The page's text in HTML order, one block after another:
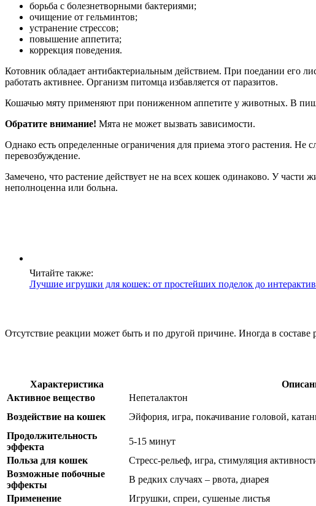
борьба с болезнетворными бактериями;
очищение от гельминтов;
устранение стрессов;
повышение аппетита;
коррекция поведения.
Котовник обладает антибактериальным действием. При поедании его
работать активнее. Организм питомца избавляется от паразитов.
Кошачью мяту применяют при пониженном аппетите у животных. В пищу
Обратите внимание! Мята не может вызвать зависимости.
Однако есть определенные ограничения для приема этого растения.
перевозбуждение.
Замечено, что растение действует не на всех кошек одинаково. У
неполноценна или больна.
Читайте также:
Лучшие игрушки для кошек: от простейших поделок до
Отсутствие реакции может быть и по другой причине. Иногда в составе
Характеристика
Активное вещество
Непеталактон
Воздействие на кошек
Эйфория, игра, покачивание головой,
Продолжительность
эффекта
5-15 минут
Польза для кошек
Стресс-рельеф, игра, стимуляция
Возможные побочные
эффекты
В редких случаях – рвота, диарея
Применение
Игрушки, спреи, сушеные листья